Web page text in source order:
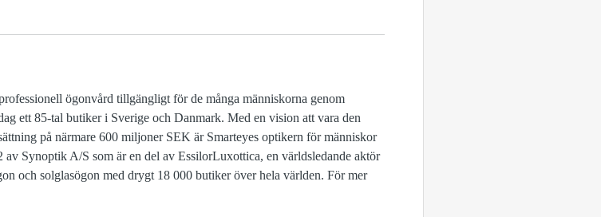
ögonvård tillgängligt för de många människorna genom
ett 85-tal butiker i Sverige och Danmark. Med en vision att vara den
på närmare 600 miljoner SEK är Smarteyes optikern för människor
av Synoptik A/S som är en del av EssilorLuxottica, en världsledande aktör
och solglasögon med drygt 18 000 butiker över hela världen. För mer